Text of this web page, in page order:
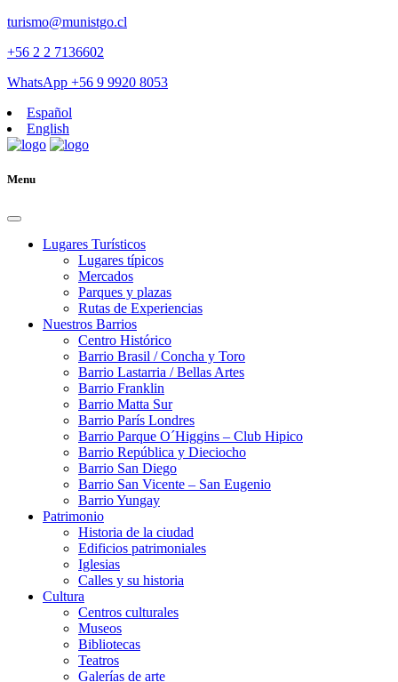
turismo@munistgo.cl
+56 2 2 7136602
WhatsApp +56 9 9920 8053
Español
English
Menu
Lugares Turísticos
Lugares tí­picos
Mercados
Parques y plazas
Rutas de Experiencias
Nuestros Barrios
Centro Histórico
Barrio Brasil / Concha y Toro
Barrio Lastarria / Bellas Artes
Barrio Franklin
Barrio Matta Sur
Barrio Parí­s Londres
Barrio Parque O´Higgins – Club Hipico
Barrio República y Dieciocho
Barrio San Diego
Barrio San Vicente – San Eugenio
Barrio Yungay
Patrimonio
Historia de la ciudad
Edificios patrimoniales
Iglesias
Calles y su historia
Cultura
Centros culturales
Museos
Bibliotecas
Teatros
Galerí­as de arte